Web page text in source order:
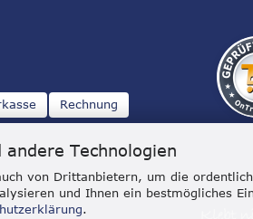
Technologien
von Drittanbietern, um die
und Ihnen ein bestmögliches
.
Rechnung